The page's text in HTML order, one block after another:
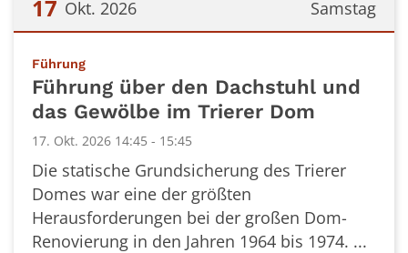
Samstag
17 Okt. 2026
Führung:
Führung über den Dachstuhl und
das Gewölbe im Trierer Dom
17. Okt. 2026 14:45 - 15:45
Die statische Grundsicherung des Trierer
Domes war eine der größten
Herausforderungen bei der großen Dom-
Renovierung in den Jahren 1964 bis 1974. ...